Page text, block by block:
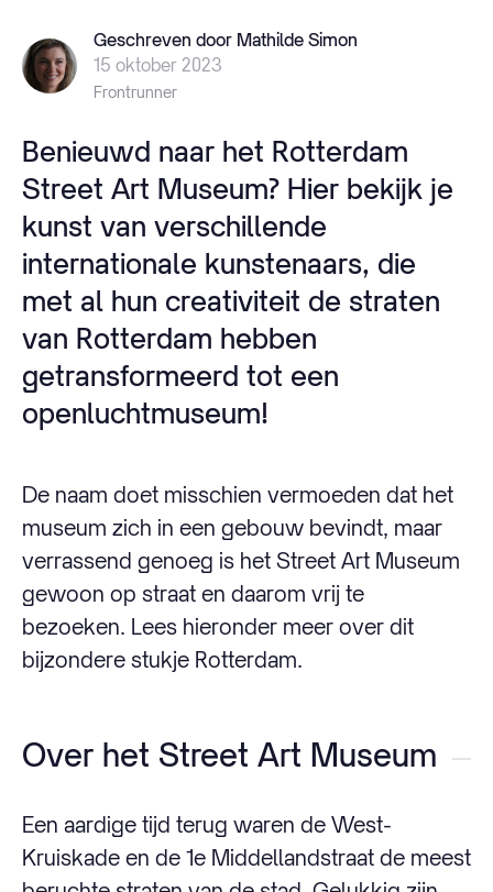
Geschreven door Mathilde Simon
15 oktober 2023
Frontrunner
Benieuwd naar het Rotterdam
Street Art Museum? Hier bekijk je
kunst van verschillende
internationale kunstenaars, die
met al hun creativiteit de straten
van Rotterdam hebben
getransformeerd tot een
openluchtmuseum!
De naam doet misschien vermoeden dat het
museum zich in een gebouw bevindt, maar
verrassend genoeg is het Street Art Museum
gewoon op straat en daarom vrij te
bezoeken. Lees hieronder meer over dit
bijzondere stukje Rotterdam.
Over het Street Art Museum
Een aardige tijd terug waren de West-
Kruiskade en de 1e Middellandstraat de meest